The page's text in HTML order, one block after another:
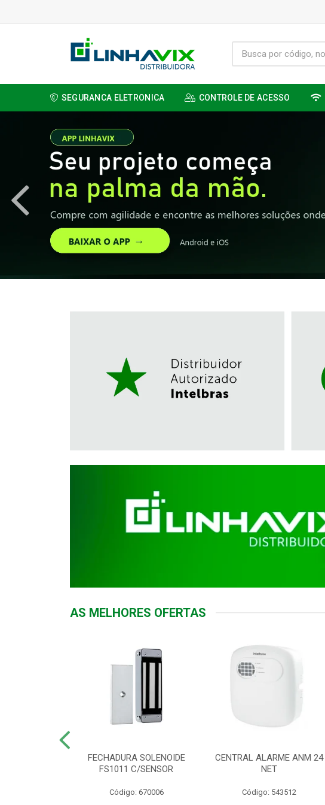
SEGURANCA ELETRONICA CONTROLE DE ACESSO
AS MELHORES OFERTAS
FECHADURA SOLENOIDE
FS1011 C/SENSOR
Código: 670006
CENTRAL ALARME ANM 24
NET
Código: 543512